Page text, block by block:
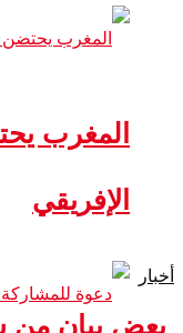
المغرب
الإفريقي
أخبار
بعض بيان من